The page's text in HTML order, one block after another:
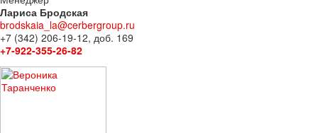
Лариса Бродская
brodskaia_la@cerbergroup.ru
+7 (342) 206-19-12, доб. 169
+7-922-355-26-82